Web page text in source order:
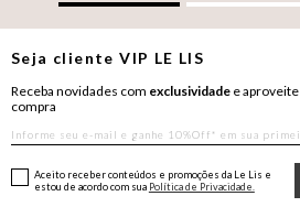
Seja clienteVIP LE LIS
Receba novidades com exclusividade e aproveite
compra
Aceito receber conteúdos e promoções da Le Lis e
estou de acordo com sua Política de Privacidade.